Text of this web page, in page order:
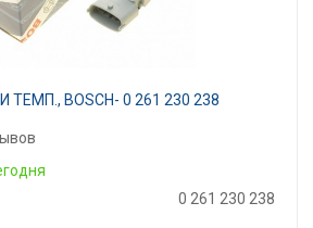
ТЕМП., BOSCH- 0 261 230 238
0 261 230 238